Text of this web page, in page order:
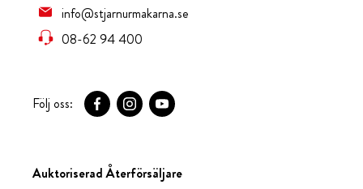
info@stjarnurmakarna.se
08-62 94 400
Följ oss:
Auktoriserad Återförsäljare